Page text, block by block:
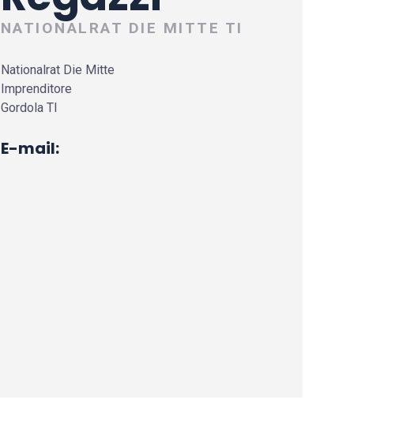
NATIONALRAT DIE MITTE TI
Nationalrat Die Mitte
Imprenditore
Gordola TI
E-mail: